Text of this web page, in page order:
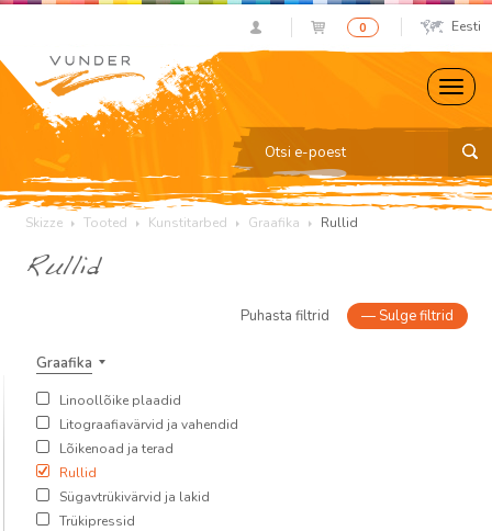
0 Eesti
Skizze Tooted Kunstitarbed Graafika Rullid
Rullid
Puhasta filtrid — Sulge filtrid
Graafika
Linoollõike plaadid
Litograafiavärvid ja vahendid
Lõikenoad ja terad
Rullid
Sügavtrükivärvid ja lakid
Trükipressid